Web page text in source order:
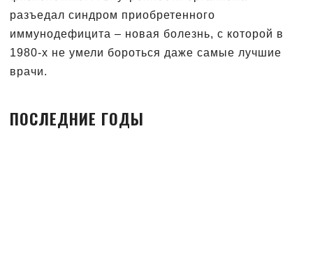
разъедал синдром приобретенного
иммунодефицита – новая болезнь, с которой в
1980-х не умели бороться даже самые лучшие
врачи.
ПОСЛЕДНИЕ ГОДЫ